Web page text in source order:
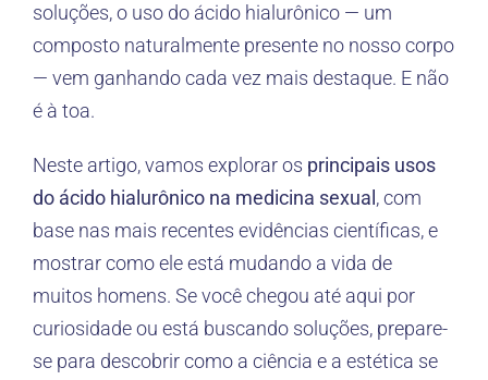
soluções, o uso do ácido hialurônico — um
composto naturalmente presente no nosso corpo
— vem ganhando cada vez mais destaque. E não
é à toa.
Neste artigo, vamos explorar os principais usos
do ácido hialurônico na medicina sexual , com
base nas mais recentes evidências científicas, e
mostrar como ele está mudando a vida de
muitos homens. Se você chegou até aqui por
curiosidade ou está buscando soluções, prepare-
se para descobrir como a ciência e a estética se